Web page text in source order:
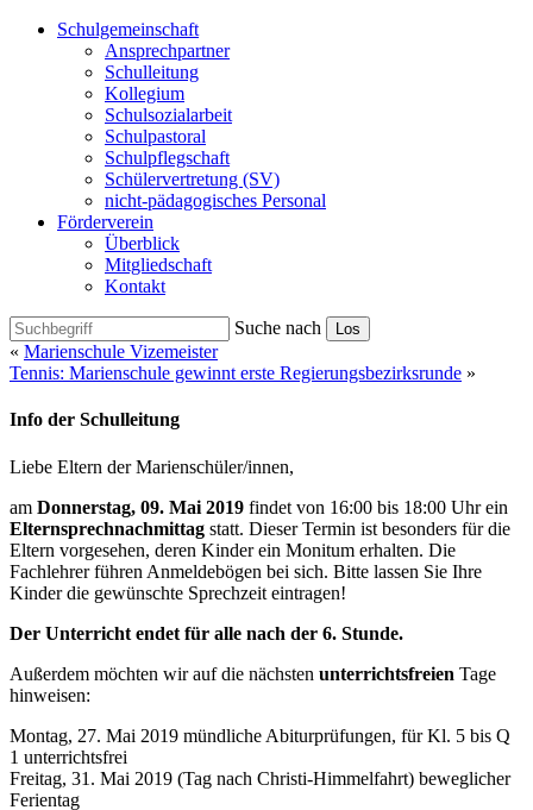
Schulgemeinschaft
Ansprechpartner
Schulleitung
Kollegium
Schulsozialarbeit
Schulpastoral
Schulpflegschaft
Schülervertretung (SV)
nicht-pädagogisches Personal
Förderverein
Überblick
Mitgliedschaft
Kontakt
Suche nach Los
« Marienschule Vizemeister
Tennis: Marienschule gewinnt erste Regierungsbezirksrunde »
Info der Schulleitung
Liebe Eltern der Marienschüler/innen,
am Donnerstag, 09. Mai 2019 findet von 16:00 bis 18:00 Uhr ein
Elternsprechnachmittag statt. Dieser Termin ist besonders für die
Eltern vorgesehen, deren Kinder ein Monitum erhalten. Die
Fachlehrer führen Anmeldebögen bei sich. Bitte lassen Sie Ihre
Kinder die gewünschte Sprechzeit eintragen!
Der Unterricht endet für alle nach der 6. Stunde.
Außerdem möchten wir auf die nächsten unterrichtsfreien Tage
hinweisen:
Montag, 27. Mai 2019 mündliche Abiturprüfungen, für Kl. 5 bis Q
1 unterrichtsfrei
Freitag, 31. Mai 2019 (Tag nach Christi-Himmelfahrt) beweglicher
Ferientag